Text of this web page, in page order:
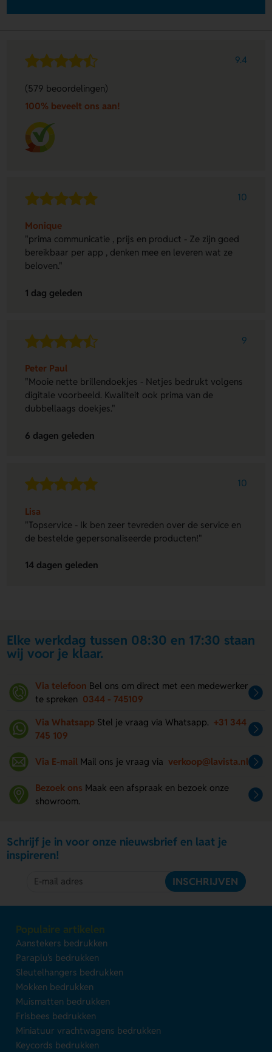
9.4
(579 beoordelingen)
100% beveelt ons aan!
10
Monique
"prima communicatie , prijs en product - Ze zijn goed
bereikbaar per app , denken mee en leveren wat ze
beloven."
1 dag geleden
9
Peter Paul
"Mooie nette brillendoekjes - Netjes bedrukt volgens
digitale voorbeeld. Kwaliteit ook prima van de
dubbellaags doekjes."
6 dagen geleden
10
Lisa
"Topservice - Ik ben zeer tevreden over de service en
de bestelde gepersonaliseerde producten!"
14 dagen geleden
Elke werkdag tussen 08:30 en 17:30 staan
wij voor je klaar.
Via telefoon Bel ons om direct met een medewerker
te spreken 0344 - 745109
Via Whatsapp Stel je vraag via Whatsapp. +31 344
745 109
Via E-mail Mail ons je vraag via verkoop@lavista.nl
Bezoek ons Maak een afspraak en bezoek onze
showroom.
Schrijf je in voor onze nieuwsbrief en laat je
inspireren!
INSCHRIJVEN
Populaire artikelen
Aanstekers bedrukken
Paraplu's bedrukken
Sleutelhangers bedrukken
Mokken bedrukken
Muismatten bedrukken
Frisbees bedrukken
Miniatuur vrachtwagens bedrukken
Keycords bedrukken